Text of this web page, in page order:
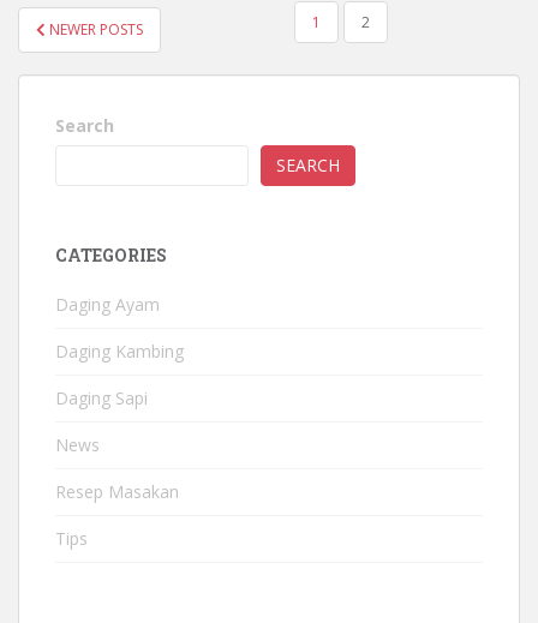
POSTS
PAGINATION
NEWER POSTS 1 2
Search
SEARCH
CATEGORIES
Daging Ayam
Daging Kambing
Daging Sapi
News
Resep Masakan
Tips